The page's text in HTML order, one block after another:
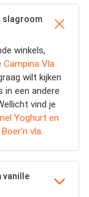
slagroom
winkels,
Campina Vla
wilt kijken
een andere
vind je
Yoghurt en
vla.
vanille